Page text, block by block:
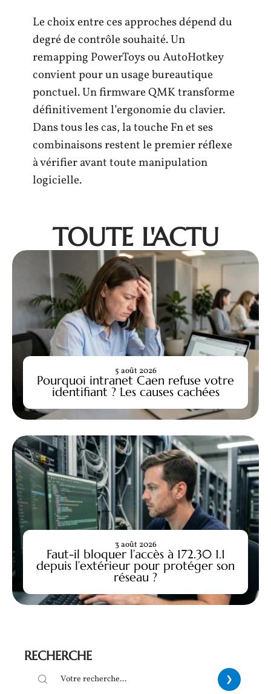
Le choix entre ces approches dépend du
degré de contrôle souhaité. Un
remapping PowerToys ou AutoHotkey
convient pour un usage bureautique
ponctuel. Un firmware QMK transforme
définitivement l’ergonomie du clavier.
Dans tous les cas, la touche Fn et ses
combinaisons restent le premier réflexe
à vérifier avant toute manipulation
logicielle.
TOUTE L'ACTU
Pourquoi intranet Caen refuse votre
identifiant ? Les causes cachées
5 août 2026
Faut-il bloquer l’accès à 172.30 1.1
depuis l’extérieur pour protéger son
réseau ?
3 août 2026
RECHERCHE